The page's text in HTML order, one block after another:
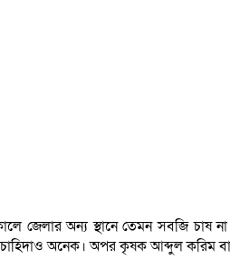
জেলার অন্য স্থানে তেমন সবজি
অনেক। অপর কৃষক আব্দুল করিম